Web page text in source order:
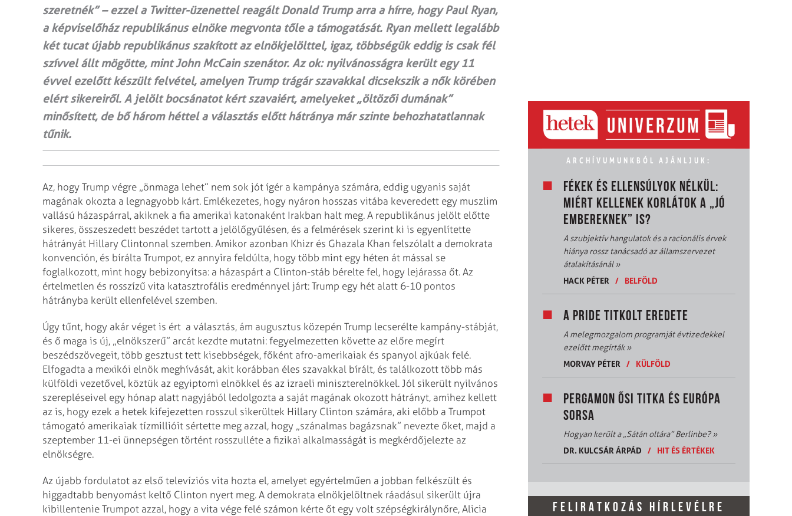
szeretnék” – ezzel a Twitter-üzenettel reagált Donald Trump arra a hírre, hogy Paul Ryan,
a képviselőház republikánus elnöke megvonta tőle a támogatását. Ryan mellett legalább
két tucat újabb republikánus szakított az elnökjelölttel, igaz, többségük eddig is csak fél
szívvel állt mögötte, mint John McCain szenátor. Az ok: nyilvánosságra került egy 11
évvel ezelőtt készült felvétel, amelyen Trump trágár szavakkal dicsekszik a nők körében
elért sikereiről. A jelölt bocsánatot kért szavaiért, amelyeket „öltözői dumának”
minősített, de bő három héttel a választás előtt hátránya már szinte behozhatatlannak
tűnik.
Az, hogy Trump végre „önmaga lehet” nem sok jót ígér a kampánya számára, eddig ugyanis saját
magának okozta a legnagyobb kárt. Emlékezetes, hogy nyáron hosszas vitába keveredett egy muszlim
vallású házaspárral, akiknek a fia amerikai katonaként Irakban halt meg. A republikánus jelölt előtte
sikeres, összeszedett beszédet tartott a jelölőgyűlésen, és a felmérések szerint ki is egyenlítette
hátrányát Hillary Clintonnal szemben. Amikor azonban Khizr és Ghazala Khan felszólalt a demokrata
konvención, és bírálta Trumpot, ez annyira feldúlta, hogy több mint egy héten át mással se
foglalkozott, mint hogy bebizonyítsa: a házaspárt a Clinton-stáb bérelte fel, hogy lejárassa őt. Az
értelmetlen és rosszízű vita katasztrofális eredménnyel járt: Trump egy hét alatt 6-10 pontos
hátrányba került ellenfelével szemben.
Úgy tűnt, hogy akár véget is ért a választás, ám augusztus közepén Trump lecserélte kampány-stábját,
és ő maga is új, „elnökszerű” arcát kezdte mutatni: fegyelmezetten követte az előre megírt
beszédszövegeit, több gesztust tett kisebbségek, főként afro-amerikaiak és spanyol ajkúak felé.
Elfogadta a mexikói elnök meghívását, akit korábban éles szavakkal bírált, és találkozott több más
külföldi vezetővel, köztük az egyiptomi elnökkel és az izraeli miniszterelnökkel. Jól sikerült nyilvános
szerepléseivel egy hónap alatt nagyjából ledolgozta a saját magának okozott hátrányt, amihez kellett
az is, hogy ezek a hetek kifejezetten rosszul sikerültek Hillary Clinton számára, aki előbb a Trumpot
támogató amerikaiak tízmillióit sértette meg azzal, hogy „szánalmas bagázsnak” nevezte őket, majd a
szeptember 11-ei ünnepségen történt rosszulléte a fizikai alkalmasságát is megkérdőjelezte az
elnökségre.
Az újabb fordulatot az első televíziós vita hozta el, amelyet egyértelműen a jobban felkészült és
higgadtabb benyomást keltő Clinton nyert meg. A demokrata elnökjelöltnek ráadásul sikerült újra
kibillentenie Trumpot azzal, hogy a vita vége felé számon kérte őt egy volt szépségkirálynőre, Alicia
ARCHÍVUMUNKBÓL AJÁNLJUK:
FÉKEK ÉS ELLENSÚLYOK NÉLKÜL:
MIÉRT KELLENEK KORLÁTOK A „JÓ
EMBEREKNEK” IS?
A szubjektív hangulatok és a racionális érvek
hiánya rossz tanácsadó az államszervezet
átalakításánál»
HACK PÉTER
/ BELFÖLD
A PRIDE TITKOLT EREDETE
A melegmozgalom programját évtizedekkel
ezelőtt megírták»
MORVAY PÉTER
/ KÜLFÖLD
PERGAMON ŐSI TITKA ÉS EURÓPA
SORSA
Hogyan került a „Sátán oltára” Berlinbe?»
DR. KULCSÁR ÁRPÁD
/ HIT ÉS ÉRTÉKEK
FELIRATKOZÁS HÍRLEVÉLRE